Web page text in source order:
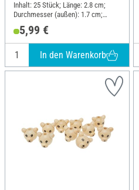
Inhalt: 25 Stück; Länge: 2.8 cm;
Durchmesser (außen): 1.7 cm;
Material: Holz
5,99 €
In den Warenkorb